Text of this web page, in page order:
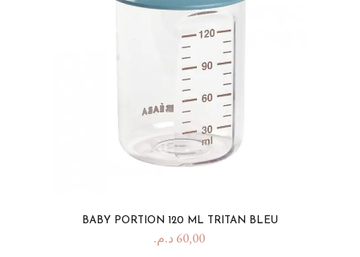
BABY PORTION 120 ML TRITAN BLEU
60,00 د.م.